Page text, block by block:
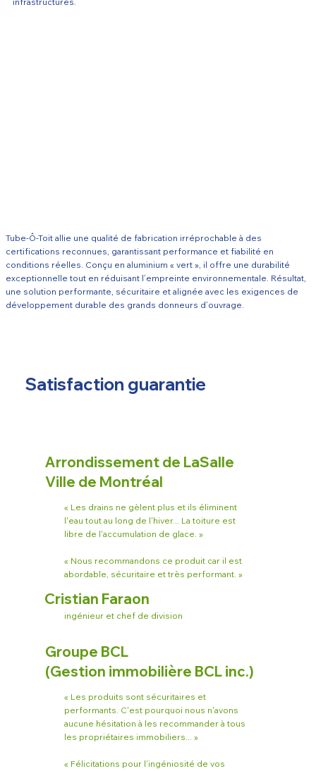
Tube-Ô-Toit allie une qualité de fabrication irréprochable à des
certifications reconnues, garantissant performance et fiabilité en
conditions réelles. Conçu en aluminium « vert », il offre une durabilité
exceptionnelle tout en réduisant l’empreinte environnementale. Résultat,
une solution performante, sécuritaire et alignée avec les exigences de
développement durable des grands donneurs d’ouvrage.
Satisfaction guarantie
Arrondissement de LaSalle
Ville de Montréal
« Les drains ne gèlent plus et ils éliminent
l'eau tout au long de l'hiver... La toiture est
libre de l'accumulation de glace. »
« Nous recommandons ce produit car il est
abordable, sécuritaire et très performant. »
Cristian Faraon
ingénieur et chef de division
Groupe BCL
(Gestion immobilière BCL inc.)
« Les produits sont sécuritaires et
performants. C'est pourquoi nous n'avons
aucune hésitation à les recommander à tous
les propriétaires immobiliers... »
« Félicitations pour l'ingéniosité de vos